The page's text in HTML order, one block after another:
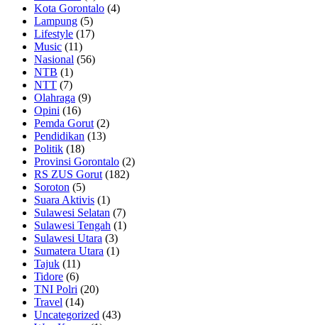
Kota Gorontalo (4)
Lampung (5)
Lifestyle (17)
Music (11)
Nasional (56)
NTB (1)
NTT (7)
Olahraga (9)
Opini (16)
Pemda Gorut (2)
Pendidikan (13)
Politik (18)
Provinsi Gorontalo (2)
RS ZUS Gorut (182)
Soroton (5)
Suara Aktivis (1)
Sulawesi Selatan (7)
Sulawesi Tengah (1)
Sulawesi Utara (3)
Sumatera Utara (1)
Tajuk (11)
Tidore (6)
TNI Polri (20)
Travel (14)
Uncategorized (43)